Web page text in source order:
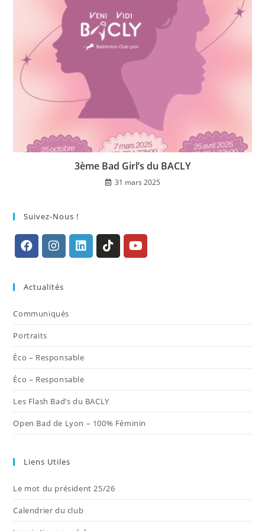
3ème Bad Girl’s du BACLY
31 mars 2025
Suivez-Nous !
un
nouvel
nouvel
Actualités
Communiqués
Portraits
Éco – Responsable
Éco – Responsable
Les Flash Bad’s du BACLY
Open Bad de Lyon – 100% Féminin
Liens Utiles
Le mot du président 25/26
Calendrier du club